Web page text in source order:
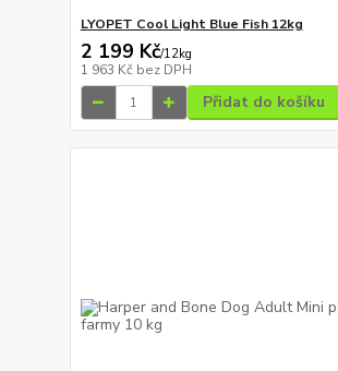
LYOPET Cool Light Blue Fish 12kg
2 199 Kč/12kg
1 963 Kč bez DPH
Přidat do košíku